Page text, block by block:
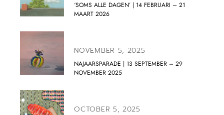
‘SOMS ALLE DAGEN’ | 14 FEBRUARI – 21
MAART 2026
NOVEMBER 5, 2025
NAJAARSPARADE | 13 SEPTEMBER – 29
NOVEMBER 2025
OCTOBER 5, 2025